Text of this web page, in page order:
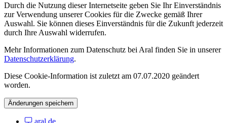
Durch die Nutzung dieser Internetseite geben Sie Ihr Einverständnis
zur Verwendung unserer Cookies für die Zwecke gemäß Ihrer
Auswahl. Sie können dieses Einverständnis für die Zukunft jederzeit
durch Ihre Auswahl widerrufen.
Mehr Informationen zum Datenschutz bei Aral finden Sie in unserer
Datenschutzerklärung.
Diese Cookie-Information ist zuletzt am 07.07.2020 geändert
worden.
Änderungen speichern
aral.de